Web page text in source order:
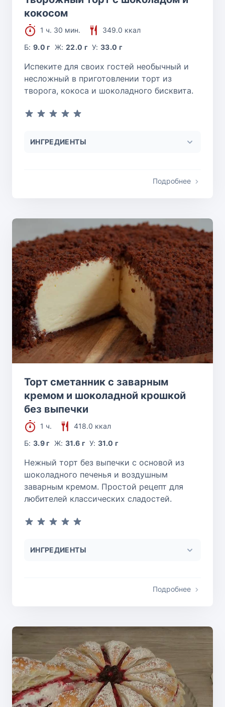
кокосом
1 ч. 30 мин.
349.0 ккал
Б:9.0 г Ж: 22.0 г У:33.0 г
Испеките для своих гостей необычный и
несложный в приготовлении торт из
творога, кокоса и шоколадного бисквита.
ИНГРЕДИЕНТЫ
Подробнее
Торт сметанник с заварным
кремом и шоколадной крошкой
без выпечки
1 ч.
418.0 ккал
Б:3.9 г Ж: 31.6 г У:31.0 г
Нежный торт без выпечки с основой из
шоколадного печенья и воздушным
заварным кремом. Простой рецепт для
любителей классических сладостей.
ИНГРЕДИЕНТЫ
Подробнее